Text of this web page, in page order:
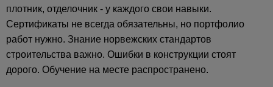
плотник, отделочник - у каждого свои навыки.
Сертификаты не всегда обязательны, но портфолио
работ нужно. Знание норвежских стандартов
строительства важно. Ошибки в конструкции стоят
дорого. Обучение на месте распространено.